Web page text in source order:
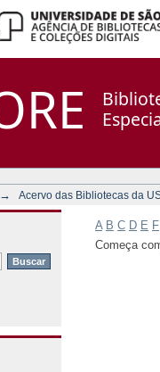
→ Acervo das Bibliotecas da
A B C D E F
Começa